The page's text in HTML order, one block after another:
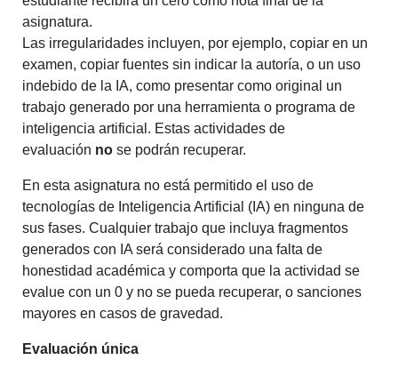
asignatura.
Las irregularidades incluyen, por ejemplo, copiar en un
examen, copiar fuentes sin indicar la autoría, o un uso
indebido de la IA, como presentar como original un
trabajo generado por una herramienta o programa de
inteligencia artificial. Estas actividades de
evaluación no se podrán recuperar.
En esta asignatura no está permitido el uso de
tecnologías de Inteligencia Artificial (IA) en ninguna de
sus fases. Cualquier trabajo que incluya fragmentos
generados con IA será considerado una falta de
honestidad académica y comporta que la actividad se
evalue con un 0 y no se pueda recuperar, o sanciones
mayores en casos de gravedad.
Evaluación única